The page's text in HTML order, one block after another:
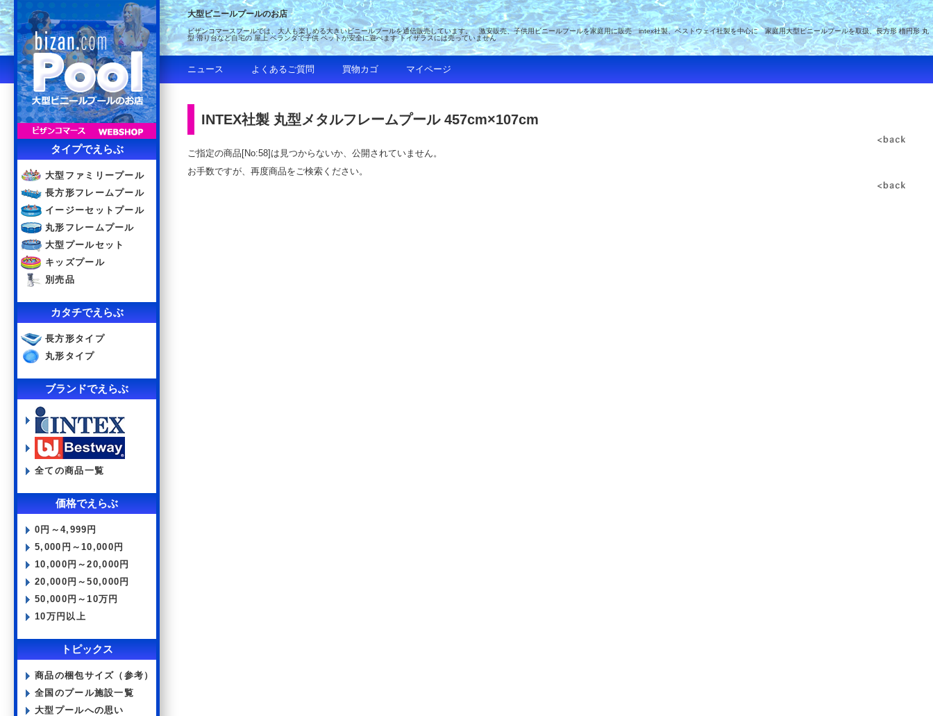
タイプでえらぶ
大型ファミリープール
長方形フレームプール
イージーセットプール
丸形フレームプール
大型プールセット
キッズプール
別売品
カタチでえらぶ
長方形タイプ
丸形タイプ
ブランドでえらぶ
全ての商品一覧
価格でえらぶ
0円～4,999円
5,000円～10,000円
10,000円～20,000円
20,000円～50,000円
50,000円～10万円
10万円以上
トピックス
商品の梱包サイズ（参考）
全国のプール施設一覧
大型プールへの思い
大型ビニールプールのお店
ビザンコマースプールでは、大人も楽しめる大きいビニールプールを通信販売しています。 激安販売、子供用ビニールプールを家庭用に販売 intex社製、ベストウェイ社製を中心に 家庭用大型ビニールプールを取扱、長方形 楕円形 丸
型 滑り台など自宅の 屋上 ベランダで子供 ペットが安全に遊べます トイザラスには売っていません
ニュース よくあるご質問 買物カゴ マイページ
INTEX社製 丸型メタルフレームプール 457cm×107cm
ご指定の商品[No:58]は見つからないか、公開されていません。
お手数ですが、再度商品をご検索ください。